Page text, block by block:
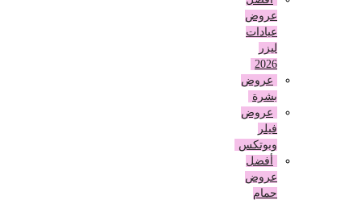
عروض
عيادات
عروض
بشرة
عروض
وبوتكس
أفضل
عروض
حمام